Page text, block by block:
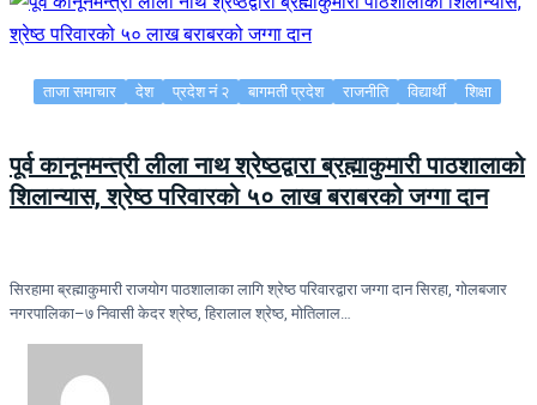
ताजा समाचार देश प्रदेश नं २ बागमती प्रदेश राजनीति विद्यार्थी शिक्षा
पूर्व कानूनमन्त्री लीला नाथ श्रेष्ठद्वारा ब्रह्माकुमारी पाठशालाको
शिलान्यास, श्रेष्ठ परिवारको ५० लाख बराबरको जग्गा दान
सिरहामा ब्रह्माकुमारी राजयोग पाठशालाका लागि श्रेष्ठ परिवारद्वारा जग्गा दान सिरहा, गोलबजार
नगरपालिका–७ निवासी केदर श्रेष्ठ, हिरालाल श्रेष्ठ, मोतिलाल…